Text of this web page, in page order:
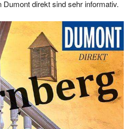
direkt sind sehr informativ.